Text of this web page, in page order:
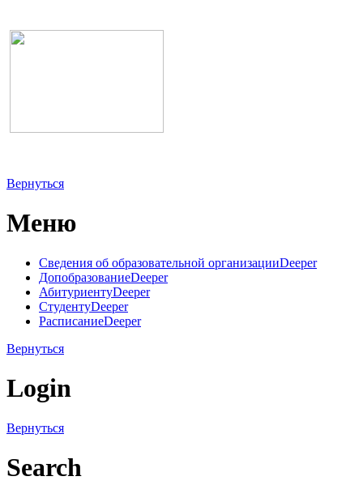
Вернуться
Меню
Сведения об образовательной организацииDeeper
ДопобразованиеDeeper
АбитуриентуDeeper
СтудентуDeeper
РасписаниеDeeper
Вернуться
Login
Вернуться
Search